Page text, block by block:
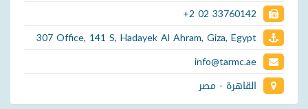
+2 02 33760142
307 Office, 141 S, Hadayek Al Ahram, Giza, Egypt
info@tarmc.ae
القاهرة - مصر